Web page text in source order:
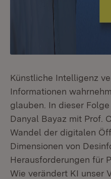
Künstliche Intelligenz
Informationen
glauben. In dieser
Danyal Bayaz mit Prof.
Wandel der digitalen
Dimensionen von
Herausforderungen für
Wie verändert KI unser